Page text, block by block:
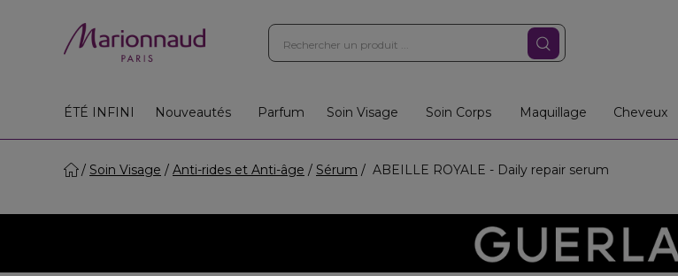
ÉTÉ INFINI Nouveautés Parfum Soin Visage Soin Corps Maquillage Cheveux
Soin Visage Anti-rides et Anti-âge Sérum ABEILLE ROYALE - Daily repair serum